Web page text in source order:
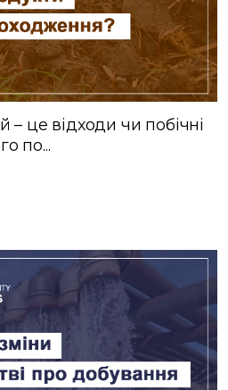
– це відходи чи побічні
по...